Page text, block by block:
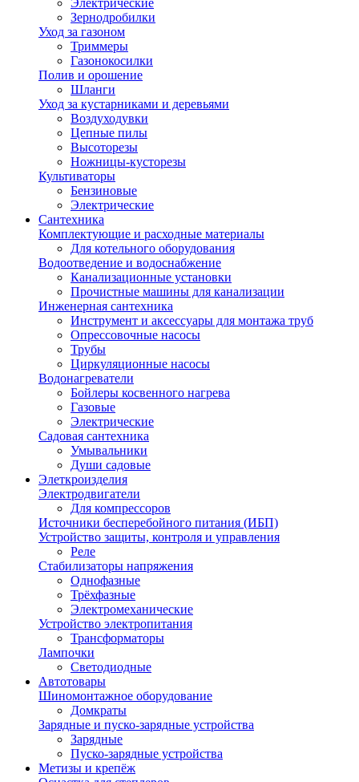
Электрические
Зернодробилки
Уход за газоном
Триммеры
Газонокосилки
Полив и орошение
Шланги
Уход за кустарниками и деревьями
Воздуходувки
Цепные пилы
Высоторезы
Ножницы-кусторезы
Культиваторы
Бензиновые
Электрические
Сантехника
Комплектующие и расходные материалы
Для котельного оборудования
Водоотведение и водоснабжение
Канализационные установки
Прочистные машины для канализации
Инженерная сантехника
Инструмент и аксессуары для монтажа труб
Опрессовочные насосы
Трубы
Циркуляционные насосы
Водонагреватели
Бойлеры косвенного нагрева
Газовые
Электрические
Садовая сантехника
Умывальники
Души садовые
Элеткроизделия
Электродвигатели
Для компрессоров
Источники бесперебойного питания (ИБП)
Устройство защиты, контроля и управления
Реле
Стабилизаторы напряжения
Однофазные
Трёхфазные
Электромеханические
Устройство электропитания
Трансформаторы
Лампочки
Светодиодные
Автотовары
Шиномонтажное оборудование
Домкраты
Зарядные и пуско-зарядные устройства
Зарядные
Пуско-зарядные устройства
Метизы и крепёж